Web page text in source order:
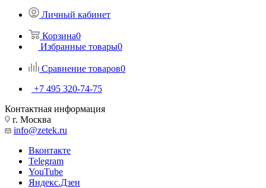
Личный кабинет
Корзина0
Избранные товары0
Сравнение товаров0
+7 495 320-74-75
Контактная информация
г. Москва
info@zetek.ru
Вконтакте
Telegram
YouTube
Яндекс.Дзен